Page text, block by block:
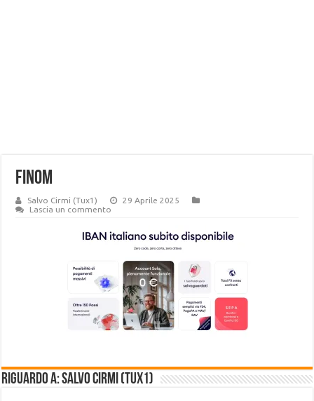
finom
Salvo Cirmi (Tux1)
29 Aprile 2025
Lascia un commento
Riguardo a: Salvo Cirmi (Tux1)